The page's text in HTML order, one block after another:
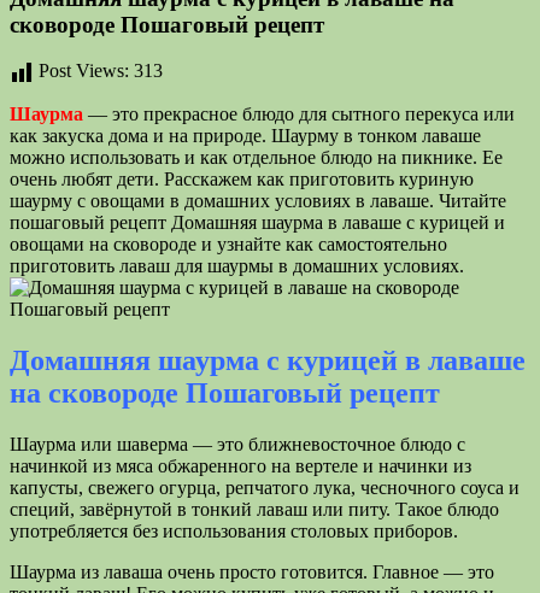
сковороде Пошаговый рецепт
Post Views: 313
Шаурма — это прекрасное блюдо для сытного перекуса или
как закуска дома и на природе. Шаурму в тонком лаваше
можно использовать и как отдельное блюдо на пикнике. Ее
очень любят дети. Расскажем как приготовить куриную
шаурму с овощами в домашних условиях в лаваше. Читайте
пошаговый рецепт Домашняя шаурма в лаваше с курицей и
овощами на сковороде и узнайте как самостоятельно
приготовить лаваш для шаурмы в домашних условиях.
Домашняя шаурма с курицей в лаваше
на сковороде Пошаговый рецепт
Шаурма или шаверма — это ближневосточное блюдо с
начинкой из мяса обжаренного на вертеле и начинки из
капусты, свежего огурца, репчатого лука, чесночного соуса и
специй, завёрнутой в тонкий лаваш или питу. Такое блюдо
употребляется без использования столовых приборов.
Шаурма из лаваша очень просто готовится. Главное — это